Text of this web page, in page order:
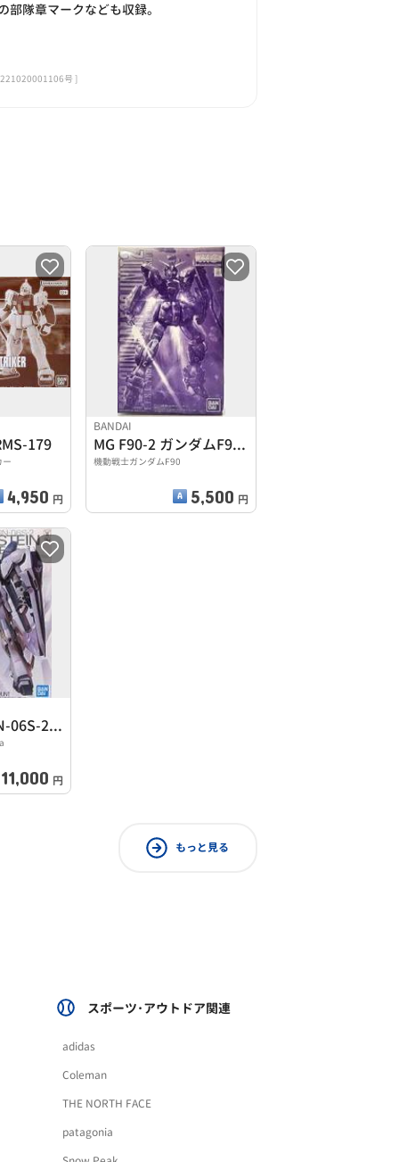
部隊章マークなども収録。
号 ]
179
ー
4,950 円
BANDAI
MG F90-2 ガンダムF90 2号機
機動戦士ガンダムF90
5,500 円
1/100 MG MSN-06S-2 シナンジュ・スタイン
11,000 円
もっと見る
スポーツ･アウトドア関連
adidas
Coleman
THE NORTH FACE
patagonia